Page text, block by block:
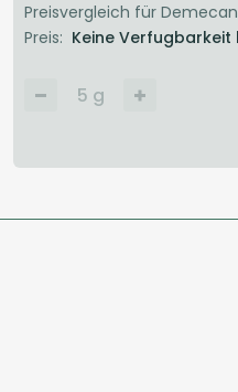
Preisvergleich für
Preis: Keine
5 g